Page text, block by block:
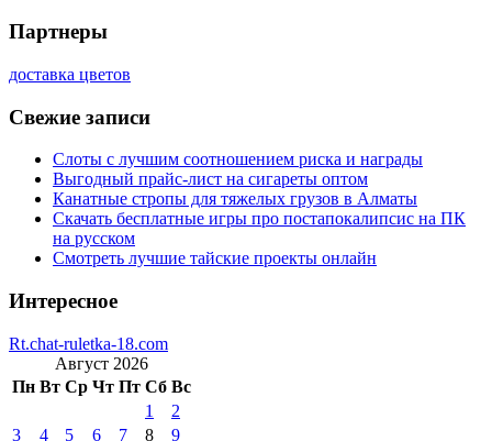
Партнеры
доставка цветов
Свежие записи
Слоты с лучшим соотношением риска и награды
Выгодный прайс-лист на сигареты оптом
Канатные стропы для тяжелых грузов в Алматы
Скачать бесплатные игры про постапокалипсис на ПК
на русском
Смотреть лучшие тайские проекты онлайн
Интересное
Rt.chat-ruletka-18.com
Август 2026
Пн Вт Ср Чт Пт Сб Вс
1
2
3
4 5 6 7 8 9